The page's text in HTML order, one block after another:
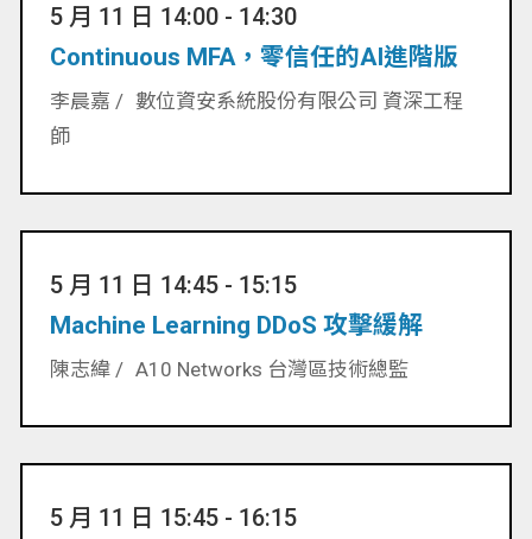
5 月 11 日 14:00 - 14:30
Continuous MFA，零信任的AI進階版
李晨嘉 / 數位資安系統股份有限公司 資深工程
師
5 月 11 日 14:45 - 15:15
Machine Learning DDoS 攻擊緩解
陳志緯 / A10 Networks 台灣區技術總監
5 月 11 日 15:45 - 16:15